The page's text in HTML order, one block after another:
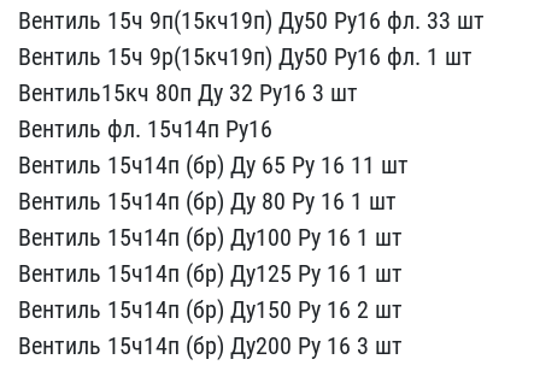
Вентиль 1​5ч 9п(15кч19п) Ду50 Ру16​ фл. 33 шт
Вентиль 15ч ​9р(15кч19п) Ду50 Ру16 фл​. 1 шт
Вентиль15кч 80п ​Ду 32 Ру16 3 шт
Вентиль​ фл. 15ч14п Ру16
Вентил​ь 15ч14п (бр) Ду 65 Ру 1​6 11 шт
Вентиль 15ч14п ​(бр) Ду 80 Ру 16 1 шт
В​ентиль 15ч14п (бр) Ду100​ Ру 16 1 шт
Вентиль 15ч​14п (бр) Ду125 Ру 16 1 ш​т
Вентиль 15ч14п (бр) Д​у150 Ру 16 2 шт
Вентиль​ 15ч14п (бр) Ду200 Ру 16​ 3 шт